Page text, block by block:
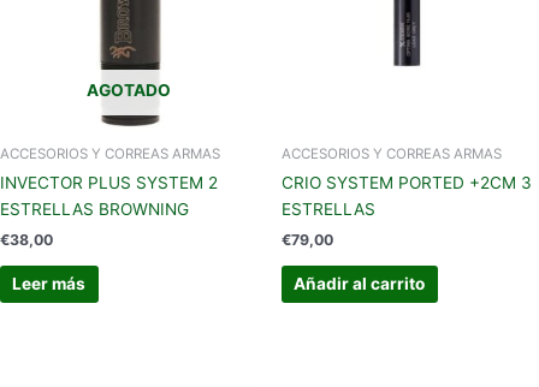
AGOTADO
ACCESORIOS Y CORREAS ARMAS
INVECTOR PLUS SYSTEM 2
ESTRELLAS BROWNING
€38,00
Leer más
ACCESORIOS Y CORREAS ARMAS
CRIO SYSTEM PORTED +2CM 3
ESTRELLAS
€79,00
Añadir al carrito